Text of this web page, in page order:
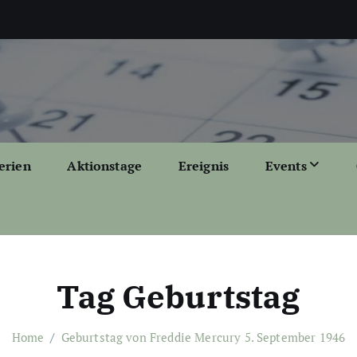
Aktionstage Ereignis Events
Tag Geburtstag
Home Geburtstag von Freddie Mercury 5. September 1946